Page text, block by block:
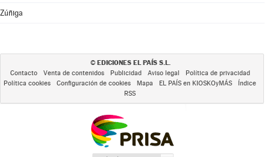
Zúñiga
© EDICIONES EL PAÍS S.L.
Contacto Venta de contenidos Publicidad Aviso legal
Política de privacidad
Política cookies
Configuración de cookies Mapa EL PAÍS en KIOSKOyMÁS
Índice
RSS